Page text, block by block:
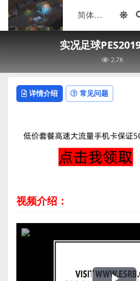
实况足球
2.7K
详情介绍 常见问题
视频介绍：